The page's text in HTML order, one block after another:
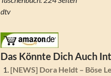
dtv
Das Könnte Dich Auch
[NEWS] Dora Heldt – Böse